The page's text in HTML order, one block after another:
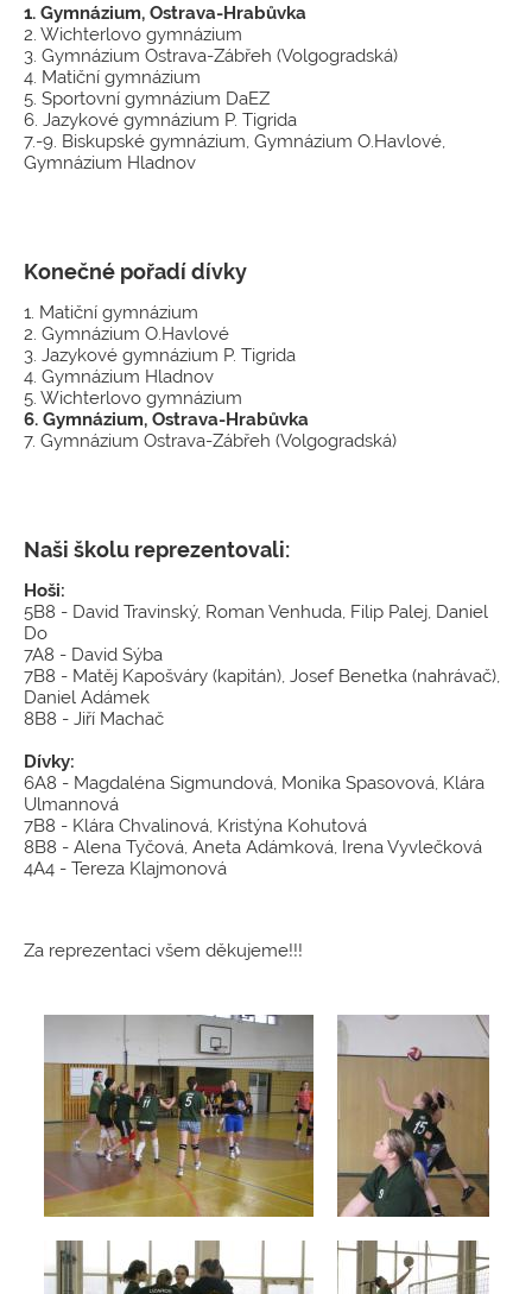
1. Gymnázium, Ostrava-Hrabůvka
2. Wichterlovo gymnázium
3. Gymnázium Ostrava-Zábřeh (Volgogradská)
4. Matiční gymnázium
5. Sportovní gymnázium DaEZ
6. Jazykové gymnázium P. Tigrida
7.-9. Biskupské gymnázium, Gymnázium O.Havlové,
Gymnázium Hladnov
Konečné pořadí dívky
1. Matiční gymnázium
2. Gymnázium O.Havlové
3. Jazykové gymnázium P. Tigrida
4. Gymnázium Hladnov
5. Wichterlovo gymnázium
6. Gymnázium, Ostrava-Hrabůvka
7. Gymnázium Ostrava-Zábřeh (Volgogradská)
Naši školu reprezentovali:
Hoši:
5B8 - David Travinský, Roman Venhuda, Filip Palej, Daniel
Do
7A8 - David Sýba
7B8 - Matěj Kapošváry (kapitán), Josef Benetka (nahrávač),
Daniel Adámek
8B8 - Jiří Machač
Dívky:
6A8 - Magdaléna Sigmundová, Monika Spasovová, Klára
Ulmannová
7B8 - Klára Chvalinová, Kristýna Kohutová
8B8 - Alena Tyčová, Aneta Adámková, Irena Vyvlečková
4A4 - Tereza Klajmonová
Za reprezentaci všem děkujeme!!!